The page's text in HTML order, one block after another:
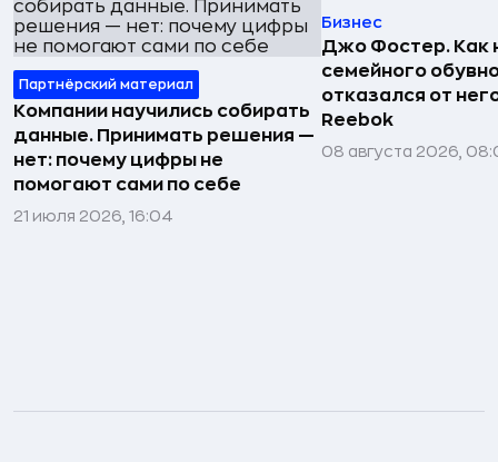
Партнёрский материал
Компании научились собирать
данные. Принимать решения —
нет: почему цифры не
помогают сами по себе
21 июля 2026, 16:04
Бизнес
Джо Фостер. Как
семейного
отказался от
Reebok
08 августа 2026,